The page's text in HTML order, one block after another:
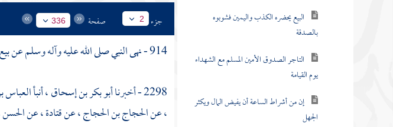
البيع يحضره الكذب واليمين فشوبوه
بالصدقة
التاجر الصدوق الأمين المسلم مع الشهداء
يوم القيامة
إن من أشراط الساعة أن يفيض المال ويكثر
الجهل
جزء 2 صفحة 336
914 - نهى النبي صلى الله عليه وآله وسلم عن بيع الشاة باللحم
2298 - أخبرنا
أبو بكر بن إسحاق، أنبأ
، عنالحجاج بن الحجاج، عنقتادة، عنالحسن